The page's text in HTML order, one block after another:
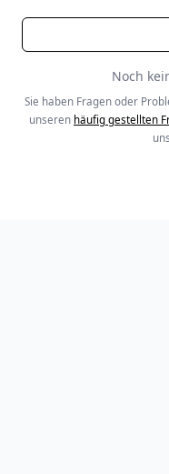
Noch
Sie haben Fragen oder
unseren häufig gestellten